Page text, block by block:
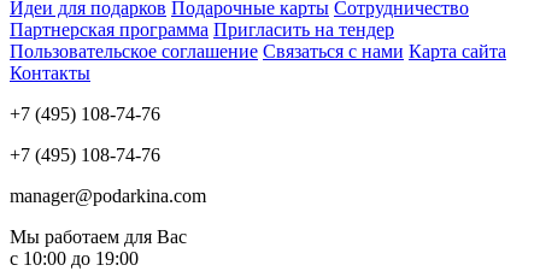
Идеи для подарков Подарочные карты Сотрудничество
Партнерская программа Пригласить на тендер
Пользовательское соглашение Связаться с нами Карта сайта
Контакты
+7 (495) 108-74-76
+7 (495) 108-74-76
manager@podarkina.com
Мы работаем для Вас
с 10:00 до 19:00